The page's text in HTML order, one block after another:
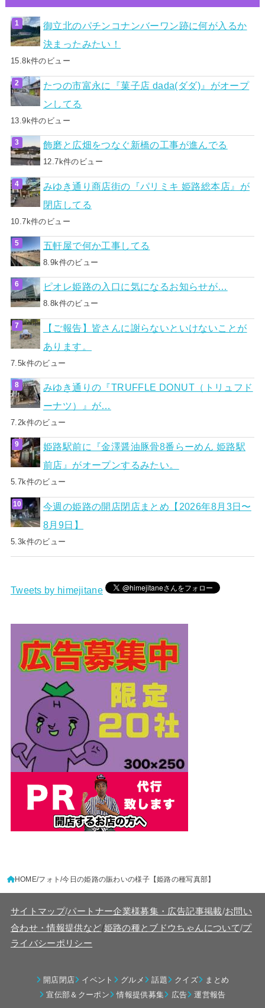
御立北のパチンコナンバーワン跡に何が入るか
決まったみたい！
15.8k件のビュー
たつの市富永に『菓子店 dada(ダダ)』がオープ
ンしてる
13.9k件のビュー
飾磨と広畑をつなぐ新橋の工事が進んでる
12.7k件のビュー
みゆき通り商店街の『パリミキ 姫路総本店』が
閉店してる
10.7k件のビュー
五軒屋で何か工事してる
8.9k件のビュー
ピオレ姫路の入口に気になるお知らせが…
8.8k件のビュー
【ご報告】皆さんに謝らないといけないことが
あります。
7.5k件のビュー
みゆき通りの『TRUFFLE DONUT（トリュフド
ーナツ）』が…
7.2k件のビュー
姫路駅前に『金澤醤油豚骨8番らーめん 姫路駅
前店』がオープンするみたい。
5.7k件のビュー
今週の姫路の開店閉店まとめ【2026年8月3日〜
8月9日】
5.3k件のビュー
Tweets by himejitane
HOME フォト 今日の姫路の賑わいの様子【姫路の種写真部】
サイトマップ/パートナー企業様募集・広告記事掲載/お問い
合わせ・情報提供など/姫路の種とブドウちゃんについて/プ
ライバシーポリシー
開店閉店 イベント グルメ 話題 クイズ
まとめ
宣伝部＆クーポン
情報提供募集 広告 運営報告